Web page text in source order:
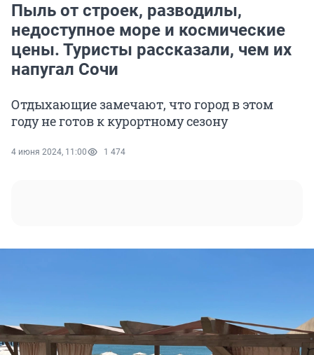
Пыль от строек, разводилы,
недоступное море и космические
цены. Туристы рассказали, чем их
напугал Сочи
Отдыхающие замечают, что город в этом
году не готов к курортному сезону
4 июня 2024, 11:00 1 474